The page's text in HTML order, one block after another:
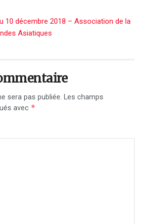
10 décembre 2018 – Association de la
Asiatiques
sera pas publiée. Les champs
avec *